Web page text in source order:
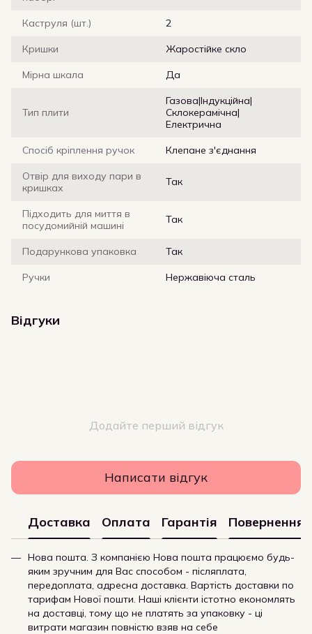
Каструля (шт.) 2
Кришки Жаростійке скло
Мірна шкала Да
Тип плити
Газова|Індукційна|
Склокерамічна|
Електрична
Спосіб кріплення ручок Клепане з'єднання
Отвір для виходу пари в
кришках
Так
Підходить для миття в
посудомийній машині
Так
Подарункова упаковка Так
Ручки Нержавіюча сталь
Відгуки
Додайте перший відгук
Написати відгук
Доставка Оплата Гарантія Повернення
Нова пошта. З компанією Нова пошта працюємо будь-
яким зручним для Вас способом - післяплата,
передоплата, адресна доставка. Вартість доставки по
тарифам Нової пошти. Наші клієнти істотно економлять
на доставці, тому що не платять за упаковку - ці
витрати магазин повністю взяв на себе